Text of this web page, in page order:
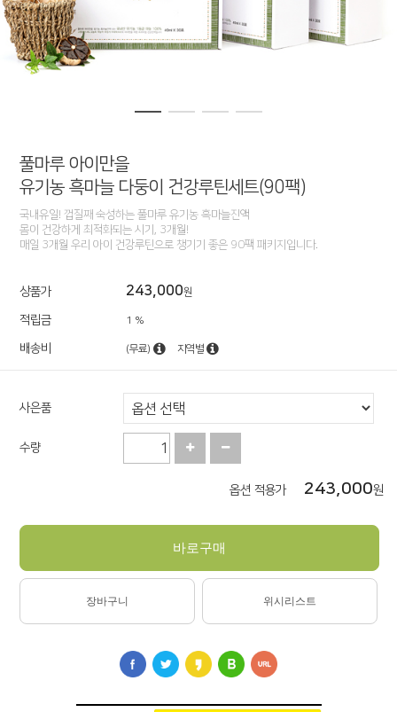
풀마루 아이만을
유기농 흑마늘 다둥이 건강루틴세트(90팩)
국내유일! 껍질째 숙성하는 풀마루 유기농 흑마늘진액
몸이 건강하게 최적화되는 시기, 3개월!
매일 3개월 우리 아이 건강루틴으로 챙기기 좋은 90팩 패키지입니다.
상품가 243,000원
적립금 1 %
배송비 (무료) 지역별
사은품
수량
옵션 적용가 243,000원
바로구매
장바구니 위시리스트